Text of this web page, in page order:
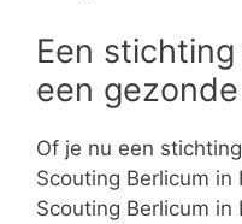
Een
een
Of je nu een
Scouting Berlicum
Scouting Berlicum in